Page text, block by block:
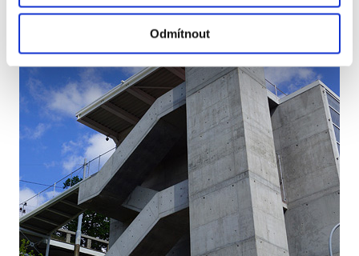
Odmítnout